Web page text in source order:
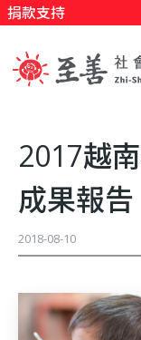
主
捐款支持
至
善
社
會
2017越
成果報告
2018-08-10